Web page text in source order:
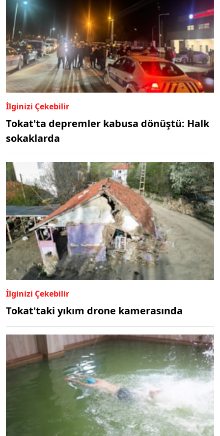
İlginizi Çekebilir
Tokat'ta depremler kabusa dönüştü: Halk
sokaklarda
İlginizi Çekebilir
Tokat'taki yıkım drone kamerasında